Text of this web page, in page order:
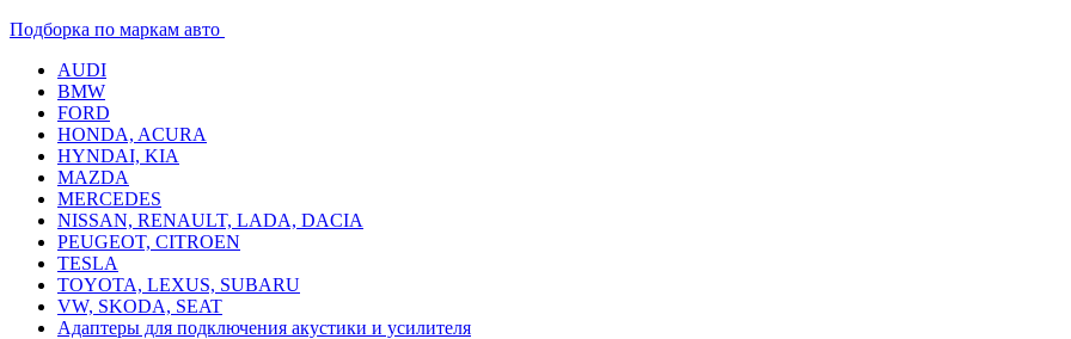
Подборка по маркам авто
AUDI
BMW
FORD
HONDA, ACURA
HYNDAI, KIA
MAZDA
MERCEDES
NISSAN, RENAULT, LADA, DACIA
PEUGEOT, CITROEN
TESLA
TOYOTA, LEXUS, SUBARU
VW, SKODA, SEAT
Адаптеры для подключения акустики и усилителя